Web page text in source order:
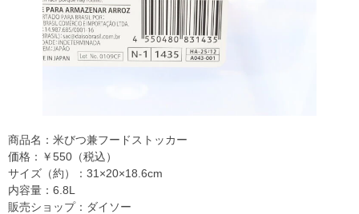
商品名：米びつ兼フードストッカー
価格：￥550（税込）
サイズ（約）：31×20×18.6cm
内容量：6.8L
販売ショップ：ダイソー